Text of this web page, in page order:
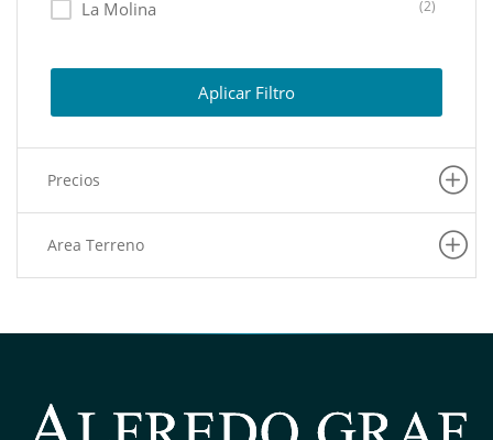
La Molina (2)
Puente Piedra (1)
Carabayllo (1)
Rimac
San Martin De Porres (1)
Aplicar Filtro
Precios
Area Terreno